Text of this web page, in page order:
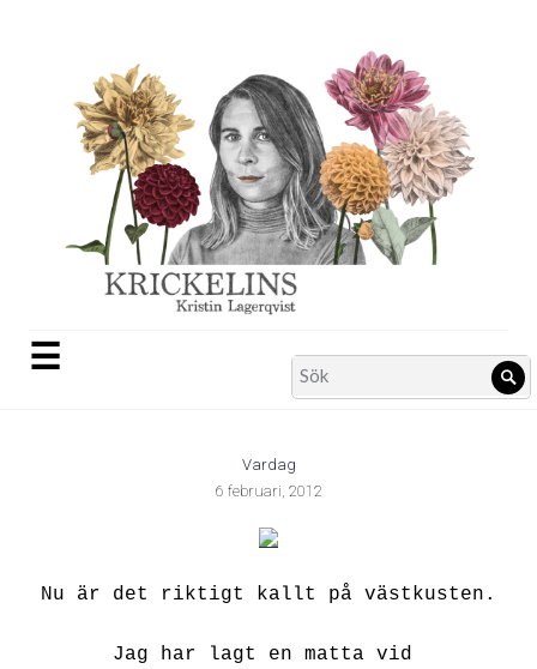
☰
Search
for:
Vardag
6 februari, 2012
Nu är det riktigt kallt på västkusten.
Jag har lagt en matta vid